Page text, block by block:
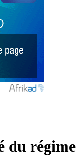
du régime